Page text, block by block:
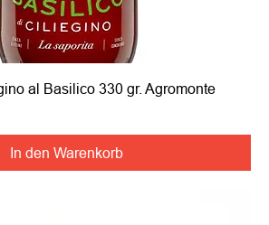
al Basilico 330 gr. Agromonte
In den Warenkorb